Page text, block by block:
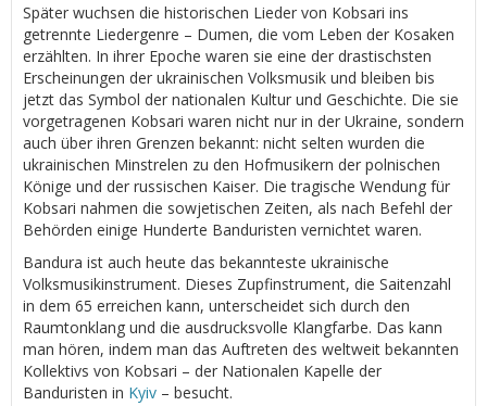
Später wuchsen die historischen Lieder von Kobsari ins
getrennte Liedergenre – Dumen, die vom Leben der Kosaken
erzählten. In ihrer Epoche waren sie eine der drastischsten
Erscheinungen der ukrainischen Volksmusik und bleiben bis
jetzt das Symbol der nationalen Kultur und Geschichte. Die sie
vorgetragenen Kobsari waren nicht nur in der Ukraine, sondern
auch über ihren Grenzen bekannt: nicht selten wurden die
ukrainischen Minstrelen zu den Hofmusikern der polnischen
Könige und der russischen Kaiser. Die tragische Wendung für
Kobsari nahmen die sowjetischen Zeiten, als nach Befehl der
Behörden einige Hunderte Banduristen vernichtet waren.
Bandura ist auch heute das bekannteste ukrainische
Volksmusikinstrument. Dieses Zupfinstrument, die Saitenzahl
in dem 65 erreichen kann, unterscheidet sich durch den
Raumtonklang und die ausdrucksvolle Klangfarbe. Das kann
man hören, indem man das Auftreten des weltweit bekannten
Kollektivs von Kobsari – der Nationalen Kapelle der
Banduristen in Kyiv – besucht.